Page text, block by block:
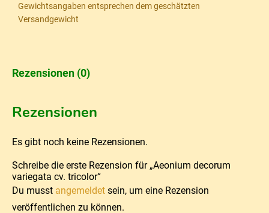
Gewichtsangaben entsprechen dem geschätzten
Versandgewicht
Rezensionen (0)
Rezensionen
Es gibt noch keine Rezensionen.
Schreibe die erste Rezension für „Aeonium decorum
variegata cv. tricolor“
Du musst angemeldet sein, um eine Rezension
veröffentlichen zu können.